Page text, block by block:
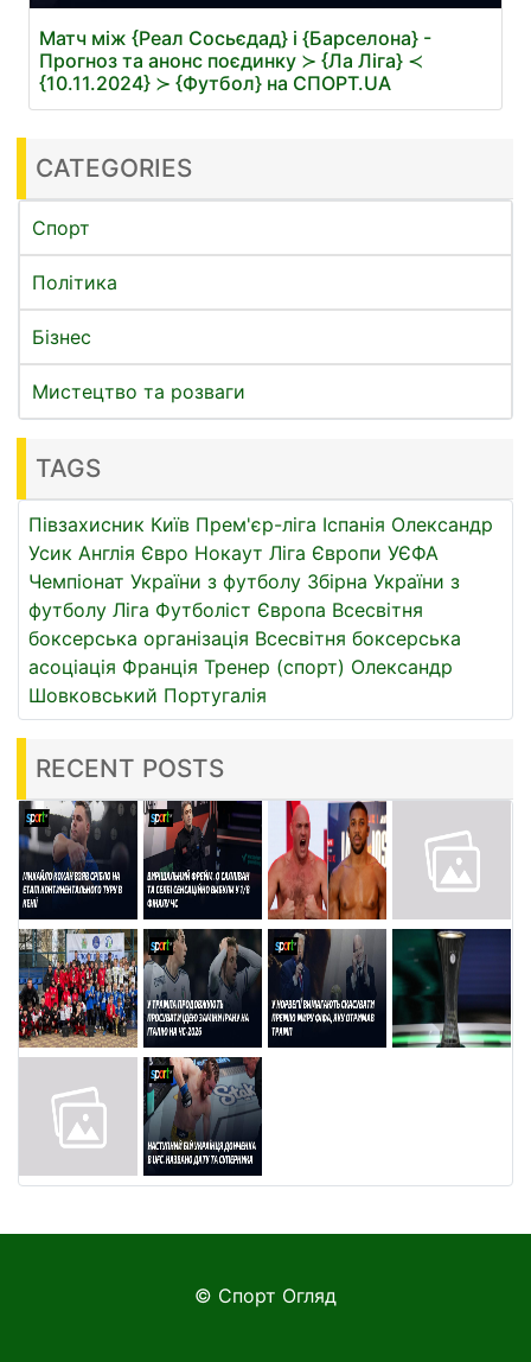
Матч між {Реал Сосьєдад} і {Барселона} -
Прогноз та анонс поєдинку ≻ {Ла Ліга} ≺
{10.11.2024} ≻ {Футбол} на СПОРТ.UA
CATEGORIES
Спорт
Політика
Бізнес
Мистецтво та розваги
TAGS
Півзахисник Київ Прем'єр-ліга Іспанія Олександр
Усик Англія Євро Нокаут Ліга Європи УЄФА
Чемпіонат України з футболу Збірна України з
футболу Ліга Футболіст Європа Всесвітня
боксерська організація Всесвітня боксерська
асоціація Франція Тренер (спорт) Олександр
Шовковський Португалія
RECENT POSTS
© Спорт Огляд